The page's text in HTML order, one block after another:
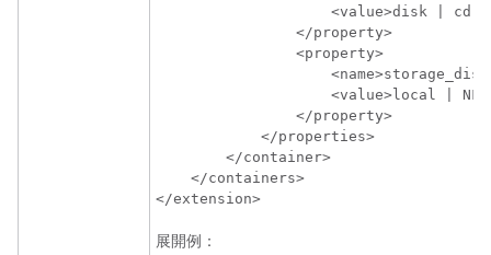
<value>disk |
                </property>
                <property>
<value>local |
                </property>
            </properties>
        </container>
    </containers>
</extension>
展開例：